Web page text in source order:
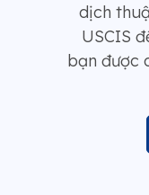
dịch
USCIS
bạn được